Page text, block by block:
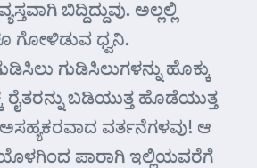
ಬಿದ್ದಿದ್ದುವು. ಅಲ್ಲಲ್ಲಿ
ಗೋಳಿಡುವ ಧ್ವನಿ.
ಗುಡಿಸಿಲುಗಳನ್ನು ಹೊಕ್ಕು
ರೈತರನ್ನು ಬಡಿಯುತ್ತ ಹೊಡೆಯುತ್ತ
ವರ್ತನೆಗಳವು! ಆ
ಪಾರಾಗಿ ಇಲ್ಲಿಯವರೆಗೆ